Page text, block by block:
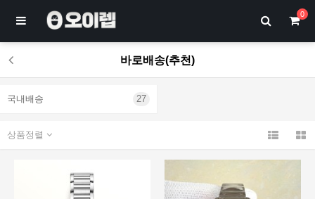
0
바로배송(추천)
국내배송 27
상품정렬